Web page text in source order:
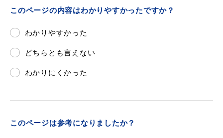
このページの内容はわかりやすかったですか？
わかりやすかった
どちらとも言えない
わかりにくかった
このページは参考になりましたか？